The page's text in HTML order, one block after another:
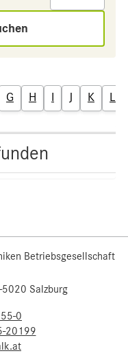
G H I J K L
Betriebsgesellschaft
Salzburg
0
20199